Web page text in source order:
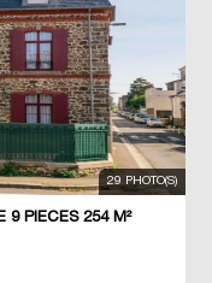
29 PHOTO(S)
9 PIECES 254 M²